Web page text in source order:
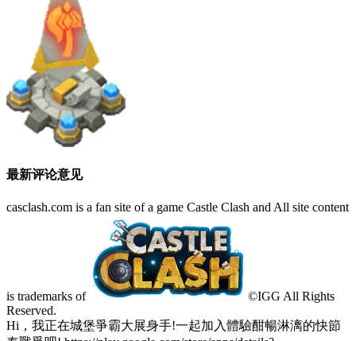
最新评论意见
casclash.com is a fan site of a game Castle Clash and All site content
is trademarks of
©IGG All Rights
Reserved.
Hi，我正在城堡爭霸大展身手!一起加入體驗酣暢淋漓的快節